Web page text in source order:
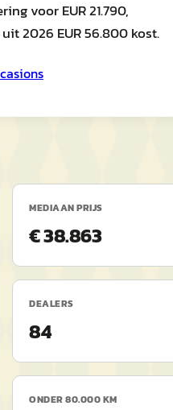
voor EUR 21.790,
2026 EUR 56.800 kost.
MEDIAAN PRIJS
€ 38.863
DEALERS
84
ONDER 80.000 KM